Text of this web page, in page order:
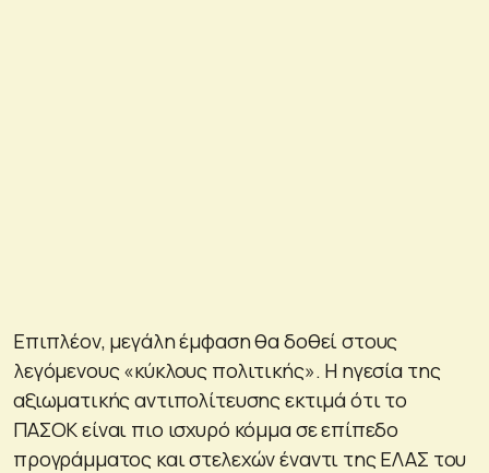
Επιπλέον, μεγάλη έμφαση θα δοθεί στους
λεγόμενους «κύκλους πολιτικής». Η ηγεσία της
αξιωματικής αντιπολίτευσης εκτιμά ότι το
ΠΑΣΟΚ είναι πιο ισχυρό κόμμα σε επίπεδο
προγράμματος και στελεχών έναντι της ΕΛΑΣ του